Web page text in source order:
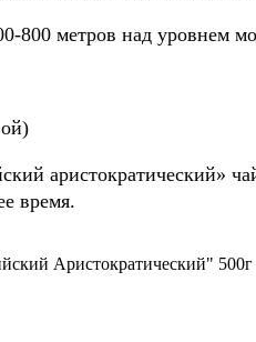
800 метров над уровнем
аристократический»
время.